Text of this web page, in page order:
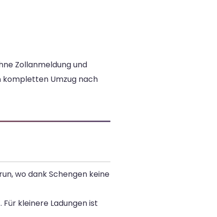
Zollanmeldung und
Umzug nach
wo dank Schengen keine
kleinere Ladungen ist